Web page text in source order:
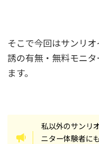
そこで今回はサンリ
誘の有無・無料モニ
ます。
私以外のサンリ
ニター体験者に